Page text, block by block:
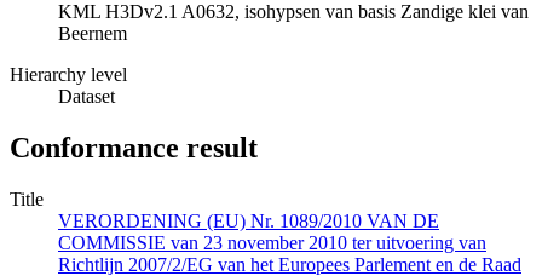
KML H3Dv2.1 A0632, isohypsen van basis Zandige klei van
Beernem
Hierarchy level
Dataset
Conformance result
Title
VERORDENING (EU) Nr. 1089/2010 VAN DE
COMMISSIE van 23 november 2010 ter uitvoering van
Richtlijn 2007/2/EG van het Europees Parlement en de Raad